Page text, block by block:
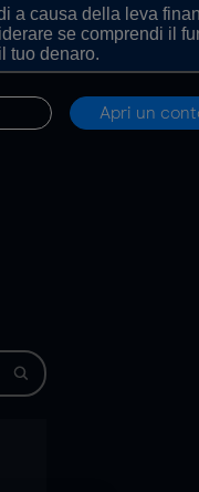
a causa della leva
se comprendi il
tuo denaro.
Apri un